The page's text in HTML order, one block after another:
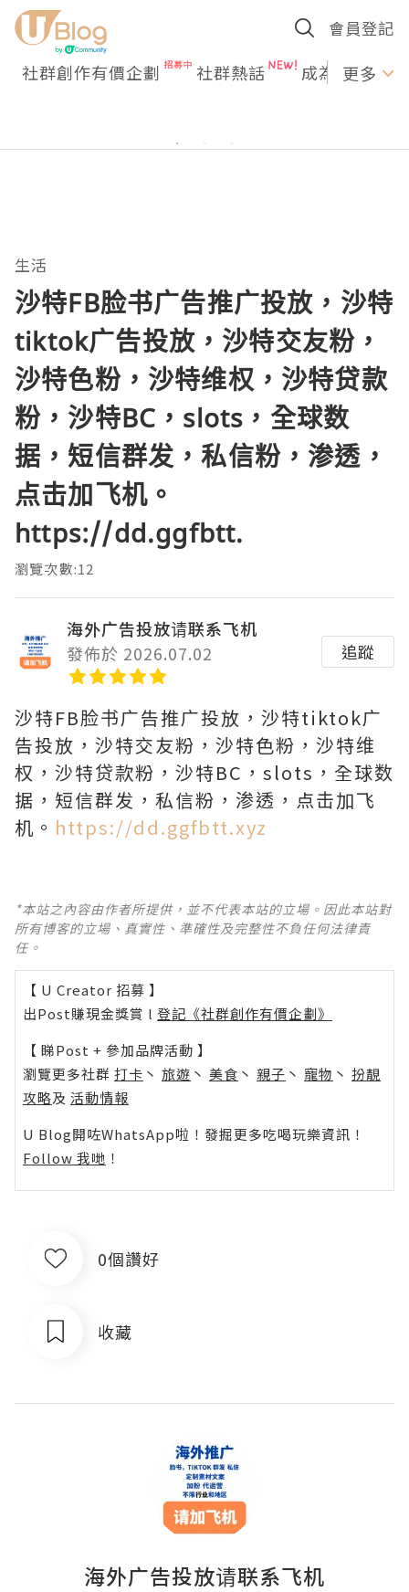
會員登記
社群創作有價企劃 社群熱話 成為U更多
生活
沙特FB脸书广告推广投放，沙特
tiktok广告投放，沙特交友粉，
沙特色粉，沙特维权，沙特贷款
粉，沙特BC，slots，全球数
据，短信群发，私信粉，渗透，
点击加飞机。
https://dd.ggfbtt.
瀏覽次數:12
海外广告投放请联系飞机
發佈於 2026.07.02
追蹤
沙特FB脸书广告推广投放，沙特tiktok广
告投放，沙特交友粉，沙特色粉，沙特维
权，沙特贷款粉，沙特BC，slots，全球数
据，短信群发，私信粉，渗透，点击加飞
机。 https://dd.ggfbtt.xyz
*本站之內容由作者所提供，並不代表本站的立場。因此本站對
所有博客的立場、真實性、準確性及完整性不負任何法律責
任。
【 U Creator 招募 】
出Post賺現金獎賞 l 登記《社群創作有價企劃》
【 睇Post + 參加品牌活動 】
瀏覽更多社群 打卡 丶 旅遊 丶 美食 丶 親子 丶 寵物 丶 扮靚
攻略及 活動情報
U Blog開咗WhatsApp啦！發掘更多吃喝玩樂資訊！
Follow 我哋 ！
0個讚好
收藏
海外广告投放请联系飞机